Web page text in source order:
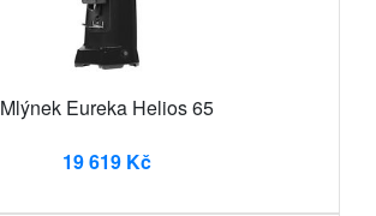
Mlýnek Eureka Helios 65
19 619 Kč